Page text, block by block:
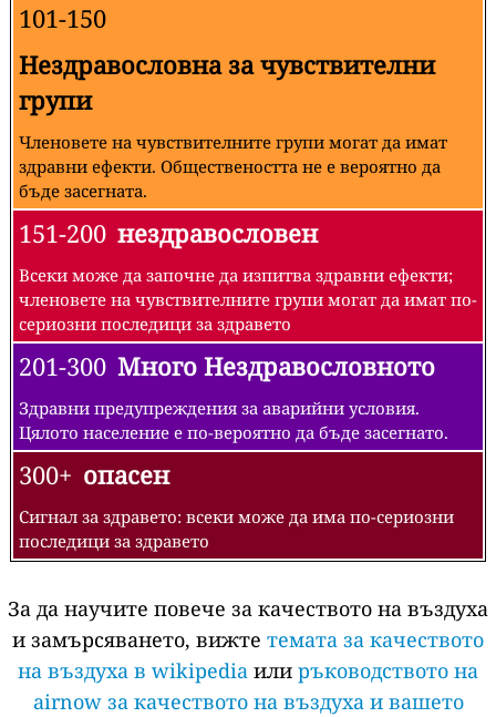
101-150
Нездравословна за чувствителни
групи
Членовете на чувствителните групи могат да имат
здравни ефекти. Обществеността не е вероятно да
бъде засегната.
151-200 нездравословен
Всеки може да започне да изпитва здравни ефекти;
членовете на чувствителните групи могат да имат по-
сериозни последици за здравето
201-300 Много Нездравословното
Здравни предупреждения за аварийни условия.
Цялото население е по-вероятно да бъде засегнато.
300+ опасен
Сигнал за здравето: всеки може да има по-сериозни
последици за здравето
За да научите повече за качеството на въздуха
и замърсяването, вижте темата за качеството
на въздуха в wikipedia или ръководството на
airnow за качеството на въздуха и вашето